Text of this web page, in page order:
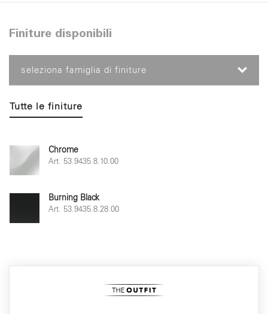
Finiture disponibili
seleziona famiglia di finiture
Tutte le finiture
Chrome
Art. 53.9435.8.10.00
Burning Black
Art. 53.9435.8.28.00